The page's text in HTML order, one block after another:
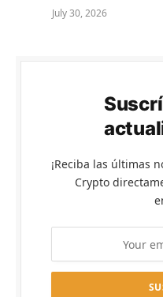
July 30, 2026
¡Reciba las últimas
Crypto